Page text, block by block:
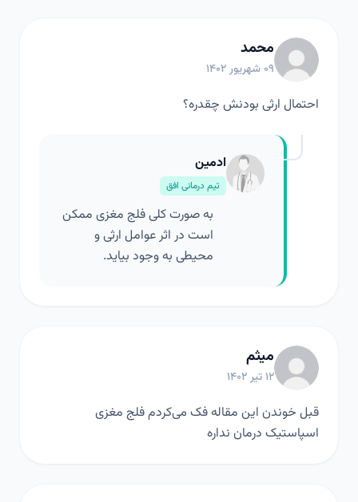
محمد
۰۹ شهریور ۱۴۰۲
احتمال ارثی بودنش چقدره؟
ادمین
تیم درمانی افق
به صورت کلی فلج مغزی ممکن
است در اثر عوامل ارثی و
محیطی به وجود بیاید.
میثم
۱۲ تیر ۱۴۰۲
قبل خوندن این مقاله فک می‌کردم فلج مغزی
اسپاستیک درمان نداره